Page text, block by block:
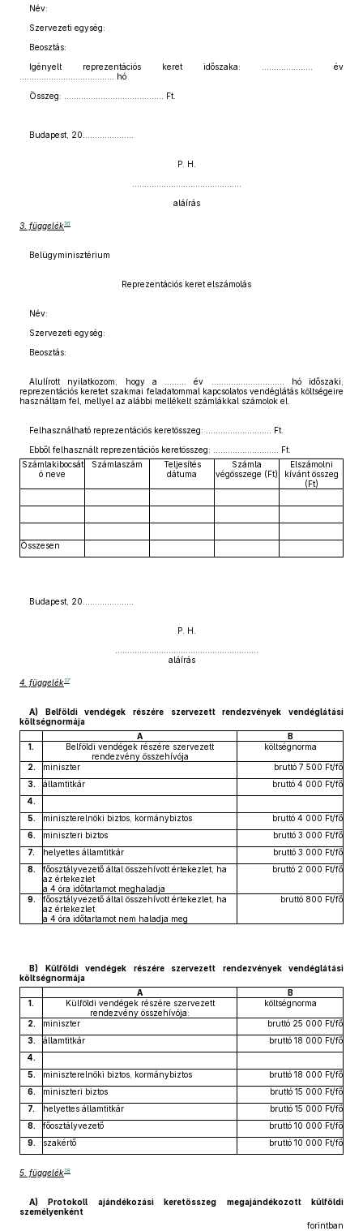
Név:
Szervezeti egység:
Beosztás:
Igényelt reprezentációs keret időszaka: ………………… év
………………………………… hó
Összeg: ………………………………….. Ft.
Budapest, 20…………………
P. H.
aláírás
3. függelék16
Belügyminisztérium
Reprezentációs keret elszámolás
Név:
Szervezeti egység:
Beosztás:
Alulírott nyilatkozom, hogy a ......... év .............................. hó időszaki,
reprezentációs keretet szakmai feladatommal kapcsolatos vendéglátás költségeire
használtam fel, mellyel az alábbi mellékelt számlákkal számolok el.
Felhasználható reprezentációs keretösszeg: ........................... Ft.
Ebből felhasznált reprezentációs keretösszeg: ........................... Ft.
Számlakibocsát
ó neve
Számlaszám
Teljesítés
dátuma
Számla
végösszege (Ft)
Elszámolni
kívánt összeg
(Ft)
Összesen
Budapest, 20.....................
P. H.
aláírás
4. függelék17
A) Belföldi vendégek részére szervezett rendezvények vendéglátási
költségnormája
A
B
1.
Belföldi vendégek részére szervezett
rendezvény összehívója
költségnorma
2. miniszter
bruttó 7 500 Ft/fő
3.
államtitkár
bruttó 4 000 Ft/fő
4.
5.
miniszterelnöki biztos, kormánybiztos
bruttó 4 000 Ft/fő
6.
miniszteri biztos
bruttó 3 000 Ft/fő
7.
helyettes államtitkár
bruttó 3 000 Ft/fő
8.
főosztályvezető által összehívott értekezlet, ha
az értekezlet
a 4 óra időtartamot meghaladja
bruttó 2 000 Ft/fő
9.
főosztályvezető által összehívott értekezlet, ha
az értekezlet
a 4 óra időtartamot nem haladja meg
bruttó 800 Ft/fő
B) Külföldi vendégek részére szervezett rendezvények vendéglátási
költségnormája
A
B
1.
Külföldi vendégek részére szervezett
rendezvény összehívója:
költségnorma
2. miniszter
bruttó 25 000 Ft/fő
3.
államtitkár
bruttó 18 000 Ft/fő
4.
5.
miniszterelnöki biztos, kormánybiztos
bruttó 18 000 Ft/fő
6.
miniszteri biztos
bruttó 15 000 Ft/fő
7.
helyettes államtitkár
bruttó 15 000 Ft/fő
8.
főosztályvezető
bruttó 10 000 Ft/fő
9.
szakértő bruttó 10 000 Ft/fő
5. függelék18
A) Protokoll ajándékozási keretösszeg megajándékozott külföldi
személyenként
forintban